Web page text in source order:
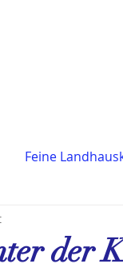
Feine
der